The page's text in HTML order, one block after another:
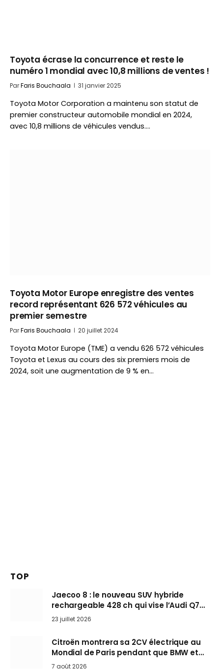
Toyota écrase la concurrence et reste le
numéro 1 mondial avec 10,8 millions de ventes !
ParFaris Bouchaala 31 janvier 2025
Toyota Motor Corporation a maintenu son statut de
premier constructeur automobile mondial en 2024,
avec 10,8 millions de véhicules vendus.…
Toyota Motor Europe enregistre des ventes
record représentant 626 572 véhicules au
premier semestre
ParFaris Bouchaala 20 juillet 2024
Toyota Motor Europe (TME) a vendu 626 572 véhicules
Toyota et Lexus au cours des six premiers mois de
2024, soit une augmentation de 9 % en…
TOP
Jaecoo 8 : le nouveau SUV hybride
rechargeable 428 ch qui vise l’Audi Q7
arrive en Europe cet automne
23 juillet 2026
Citroën montrera sa 2CV électrique au
Mondial de Paris pendant que BMW et
Mini désertent le salon
7 août 2026